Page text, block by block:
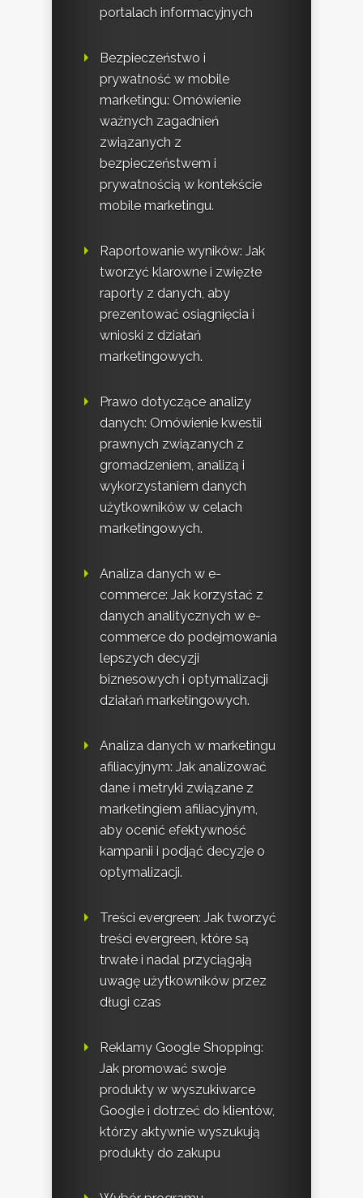
portalach informacyjnych
Bezpieczeństwo i
prywatność w mobile
marketingu: Omówienie
ważnych zagadnień
związanych z
bezpieczeństwem i
prywatnością w kontekście
mobile marketingu.
Raportowanie wyników: Jak
tworzyć klarowne i zwięzłe
raporty z danych, aby
prezentować osiągnięcia i
wnioski z działań
marketingowych.
Prawo dotyczące analizy
danych: Omówienie kwestii
prawnych związanych z
gromadzeniem, analizą i
wykorzystaniem danych
użytkowników w celach
marketingowych.
Analiza danych w e-
commerce: Jak korzystać z
danych analitycznych w e-
commerce do podejmowania
lepszych decyzji
biznesowych i optymalizacji
działań marketingowych.
Analiza danych w marketingu
afiliacyjnym: Jak analizować
dane i metryki związane z
marketingiem afiliacyjnym,
aby ocenić efektywność
kampanii i podjąć decyzje o
optymalizacji.
Treści evergreen: Jak tworzyć
treści evergreen, które są
trwałe i nadal przyciągają
uwagę użytkowników przez
długi czas
Reklamy Google Shopping:
Jak promować swoje
produkty w wyszukiwarce
Google i dotrzeć do klientów,
którzy aktywnie wyszukują
produkty do zakupu